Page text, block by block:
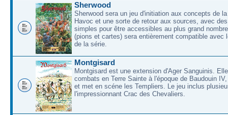
Sherwood
Sherwood sera un jeu d'initiation aux concepts de
Havoc et une sorte de retour aux sources, avec
simples pour être accessibles au plus grand
(pions et cartes) sera entièrement compatible avec
de la série.
Montgisard
Montgisard est une extension d'Ager Sanguinis.
combats en Terre Sainte à l'époque de Baudouin
et met en scéne les Templiers. Le jeu inclus
l'impressionnant Crac des Chevaliers.